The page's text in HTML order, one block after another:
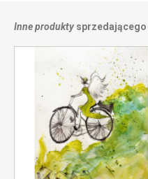
Inne produktysprzedającego